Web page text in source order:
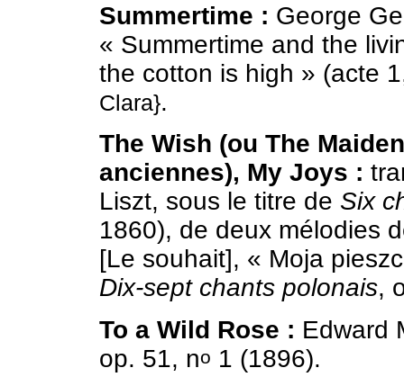
Summertime : George
« Summertime and the
the cotton is high » (acte
Clara}.
The Wish (ou The
anciennes), My Joys :
Liszt, sous le titre de Six
1860), de deux mélodies
[Le souhait], « Moja
Dix-sept chants polonais,
To a Wild Rose : Edward
op. 51, no 1 (1896).